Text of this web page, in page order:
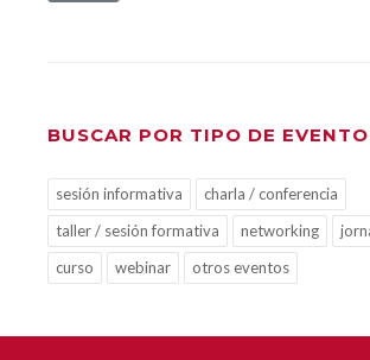
BUSCAR POR TIPO DE EVENTO
sesión informativa
charla / conferencia
taller / sesión formativa
networking
curso
webinar otros eventos